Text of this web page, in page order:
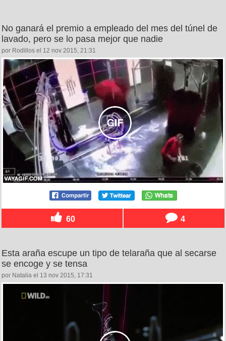
No ganará el premio a empleado del mes del túnel de
lavado, pero se lo pasa mejor que nadie
por Rodillos el 12 nov 2015, 21:31
60 4
Esta araña escupe un tipo de telaraña que al secarse
se encoge y se tensa
por Natalia el 13 nov 2015, 17:31